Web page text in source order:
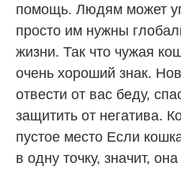
помощь. Людям может
просто им нужны
жизни. Так что чужая
очень хороший знак.
отвести от вас беду,
защитить от негатива.
пустое место Если
в одну точку, значит,